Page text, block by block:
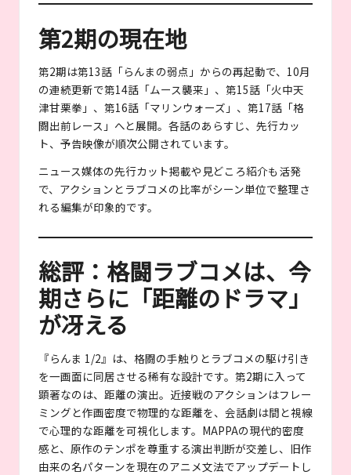
第2期の現在地
第2期は第13話「らんまの弱点」からの再起動で、10月
の連続更新で第14話「ムース襲来」、第15話「火中天
津甘栗拳」、第16話「マリンウォーズ」、第17話「格
闘出前レース」へと展開。各話のあらすじ、先行カッ
ト、予告映像が順次公開されています。
ニュース媒体の先行カット掲載や見どころ紹介も活発
で、アクションとラブコメの比率がシーン単位で整理さ
れる編集が印象的です。
総評：格闘ラブコメは、今
期さらに「距離のドラマ」
が冴える
『らんま 1/2』は、格闘の手触りとラブコメの駆け引き
を一画面に同居させる稀有な設計です。第2期に入って
顕著なのは、距離の演出。近接戦のアクションはフレー
ミングと作画密度で物理的な距離を、会話劇は間と視線
で心理的な距離を可視化します。MAPPAの現代的密度
感と、原作のテンポを尊重する演出判断が交差し、旧作
由来の名パターンを現在のアニメ文法でアップデートし